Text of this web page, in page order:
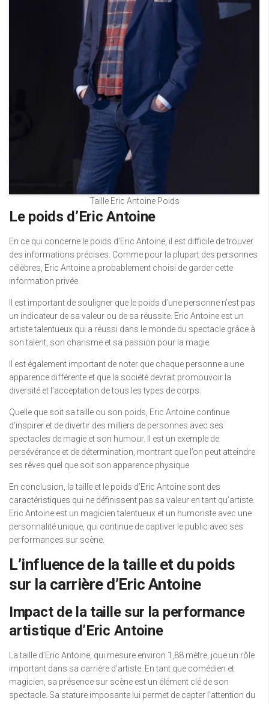
Taille Eric Antoine Poids
Le poids d’Eric Antoine
En ce qui concerne le poids d’Eric Antoine, il est difficile de trouver
des informations précises. Comme pour la plupart des personnes
célèbres, Eric Antoine a probablement choisi de garder cette
information privée.
Il est important de souligner que le poids d’une personne n’est pas
un indicateur de sa valeur ou de sa réussite. Eric Antoine est un
artiste talentueux qui a réussi dans le monde du spectacle grâce à
son talent, son charisme et sa passion pour la magie.
Il est également important de noter que chaque personne a une
apparence différente et que la société devrait promouvoir la
diversité et l’acceptation de tous les types de corps.
Quelle que soit sa taille ou son poids, Eric Antoine continue
d’inspirer et de divertir des milliers de personnes avec ses
spectacles de magie et son humour. Il est un exemple de
persévérance et de détermination, montrant que l’on peut atteindre
ses rêves quel que soit son apparence physique.
En conclusion, la taille et le poids d’Eric Antoine sont des
caractéristiques qui ne définissent pas sa valeur en tant qu’artiste.
Eric Antoine est un magicien talentueux et un humoriste avec une
personnalité unique, qui continue de captiver le public avec ses
performances sur scène.
L’influence de la taille et du poids
sur la carrière d’Eric Antoine
Impact de la taille sur la performance
artistique d’Eric Antoine
La taille d’Eric Antoine, qui mesure environ 1,88 mètre, joue un rôle
important dans sa carrière d’artiste. En tant que comédien et
magicien, sa présence sur scène est un élément clé de son
spectacle. Sa stature imposante lui permet de capter l’attention du